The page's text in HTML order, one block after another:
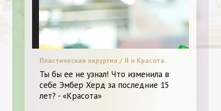
Пластическая хирургия / Я и Красота.
Ты бы ее не узнал! Что изменила в
себе Эмбер Херд за последние 15
лет? - «Красота»